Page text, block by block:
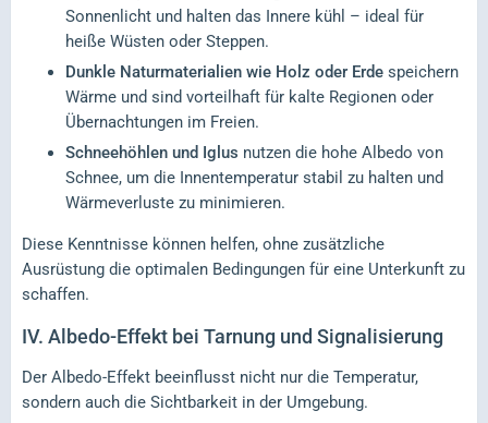
Sonnenlicht und halten das Innere kühl – ideal für
heiße Wüsten oder Steppen.
Dunkle Naturmaterialien wie Holz oder Erde speichern
Wärme und sind vorteilhaft für kalte Regionen oder
Übernachtungen im Freien.
Schneehöhlen und Iglus nutzen die hohe Albedo von
Schnee, um die Innentemperatur stabil zu halten und
Wärmeverluste zu minimieren.
Diese Kenntnisse können helfen, ohne zusätzliche
Ausrüstung die optimalen Bedingungen für eine Unterkunft zu
schaffen.
IV. Albedo-Effekt bei Tarnung und Signalisierung
Der Albedo-Effekt beeinflusst nicht nur die Temperatur,
sondern auch die Sichtbarkeit in der Umgebung.